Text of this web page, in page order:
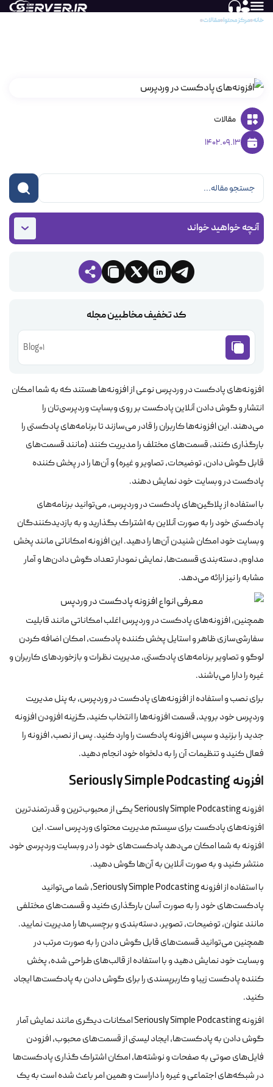
خانه مرکز محتوا مقالات
مقالات
1402.09.13
آنچه خواهید خواند
کد تخفیف مخاطبین مجله
Blog01
افزونه‌های پادکست در وردپرس نوعی از افزونه‌ها هستند که به شما امکان
انتشار و گوش دادن آنلاین پادکست بر روی وبسایت وردپرسی‌تان را
می‌دهند. این افزونه‌ها کاربران را قادر می‌سازند تا برنامه‌های پادکستی را
بارگذاری کنند، قسمت‌های مختلف را مدیریت کنند (مانند قسمت‌های
قابل گوش دادن، توضیحات، تصاویر و غیره) و آن‌ها را در پخش کننده
پادکست در وبسایت خود نمایش دهند.
با استفاده از پلاگین‌های پادکست در وردپرس، می‌توانید برنامه‌های
پادکستی خود را به صورت آنلاین به اشتراک بگذارید و به بازدیدکنندگان
وبسایت خود امکان شنیدن آن‌ها را دهید. این افزونه امکاناتی مانند پخش
مداوم، دسته‌بندی قسمت‌ها، نمایش نمودار تعداد گوش دادن‌ها و آمار
مشابه را نیز ارائه می‌دهد.
همچنین، افزونه‌های پادکست در وردپرس اغلب امکاناتی مانند قابلیت
سفارشی‌سازی ظاهر و استایل پخش کننده پادکست، امکان اضافه کردن
لوگو و تصاویر برنامه‌های پادکستی، مدیریت نظرات و بازخوردهای کاربران و
غیره را دارا می‌باشند.
برای نصب و استفاده از افزونه‌های پادکست در وردپرس، به پنل مدیریت
وردپرس خود بروید، قسمت افزونه‌ها را انتخاب کنید، گزینه افزودن افزونه
جدید را بزنید و سپس افزونه پادکست را وارد کنید. پس از نصب، افزونه را
فعال کنید و تنظیمات آن را به دلخواه خود انجام دهید.
افزونه Seriously Simple Podcasting
افزونه Seriously Simple Podcasting یکی از محبوب‌ترین و قدرتمندترین
افزونه‌های پادکست برای سیستم مدیریت محتوای وردپرس است. این
افزونه به شما امکان می‌دهد پادکست‌های خود را در وبسایت وردپرسی خود
منتشر کنید و به صورت آنلاین به آن‌ها گوش دهید.
با استفاده از افزونه Seriously Simple Podcasting، شما می‌توانید
پادکست‌های خود را به صورت آسان بارگذاری کنید و قسمت‌های مختلفی
مانند عنوان، توضیحات، تصویر، دسته‌بندی و برچسب‌ها را مدیریت نمایید.
همچنین می‌توانید قسمت‌های قابل گوش دادن را به صورت مرتب در
وبسایت خود نمایش دهید و با استفاده از قالب‌های طراحی شده، پخش
کننده پادکست زیبا و کاربرپسندی را برای گوش دادن به پادکست‌ها ایجاد
کنید.
افزونه Seriously Simple Podcasting امکانات دیگری مانند نمایش آمار
گوش دادن به پادکست‌ها، ایجاد لیستی از قسمت‌های محبوب، افزودن
فایل‌های صوتی به صفحات و نوشته‌ها، امکان اشتراک گذاری پادکست‌ها
در شبکه‌های اجتماعی و غیره را داراست و همین امر باعث شده است به یک